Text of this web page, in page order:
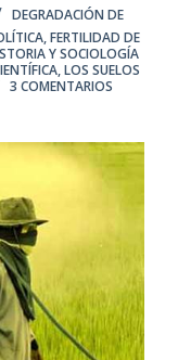
DEGRADACIÓN DE
,FERTILIDAD DE
Y SOCIOLOGÍA
,LOS SUELOS
3 COMENTARIOS